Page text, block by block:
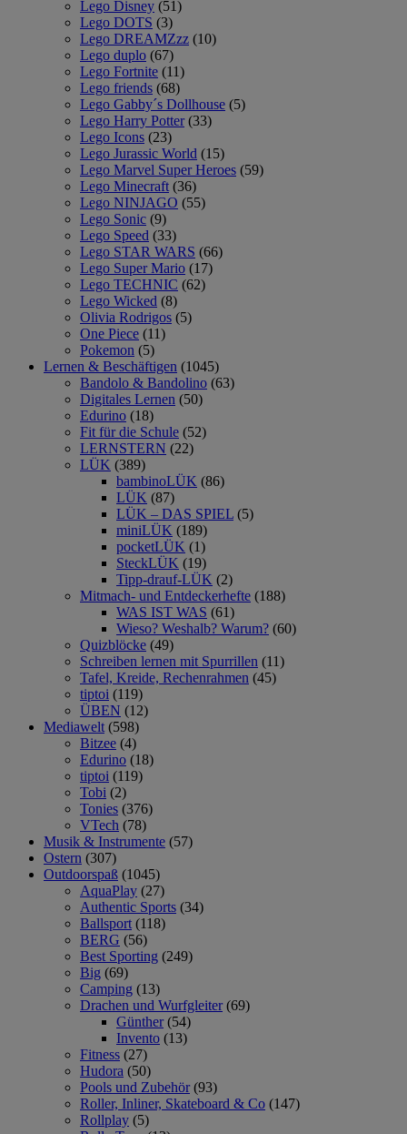
Lego Disney (51)
Lego DOTS (3)
Lego DREAMZzz (10)
Lego duplo (67)
Lego Fortnite (11)
Lego friends (68)
Lego Gabby´s Dollhouse (5)
Lego Harry Potter (33)
Lego Icons (23)
Lego Jurassic World (15)
Lego Marvel Super Heroes (59)
Lego Minecraft (36)
Lego NINJAGO (55)
Lego Sonic (9)
Lego Speed (33)
Lego STAR WARS (66)
Lego Super Mario (17)
Lego TECHNIC (62)
Lego Wicked (8)
Olivia Rodrigos (5)
One Piece (11)
Pokemon (5)
Lernen & Beschäftigen (1045)
Bandolo & Bandolino (63)
Digitales Lernen (50)
Edurino (18)
Fit für die Schule (52)
LERNSTERN (22)
LÜK (389)
bambinoLÜK (86)
LÜK (87)
LÜK – DAS SPIEL (5)
miniLÜK (189)
pocketLÜK (1)
SteckLÜK (19)
Tipp-drauf-LÜK (2)
Mitmach- und Entdeckerhefte (188)
WAS IST WAS (61)
Wieso? Weshalb? Warum? (60)
Quizblöcke (49)
Schreiben lernen mit Spurrillen (11)
Tafel, Kreide, Rechenrahmen (45)
tiptoi (119)
ÜBEN (12)
Mediawelt (598)
Bitzee (4)
Edurino (18)
tiptoi (119)
Tobi (2)
Tonies (376)
VTech (78)
Musik & Instrumente (57)
Ostern (307)
Outdoorspaß (1045)
AquaPlay (27)
Authentic Sports (34)
Ballsport (118)
BERG (56)
Best Sporting (249)
Big (69)
Camping (13)
Drachen und Wurfgleiter (69)
Günther (54)
Invento (13)
Fitness (27)
Hudora (50)
Pools und Zubehör (93)
Roller, Inliner, Skateboard & Co (147)
Rollplay (5)